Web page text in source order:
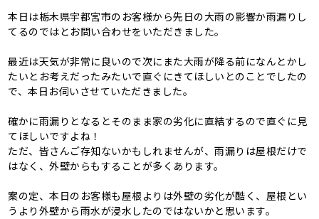
本日は栃木県宇都宮市のお客様から先日の大雨の影響か雨漏りし
てるのではとお問い合わせをいただきました。
最近は天気が非常に良いので次にまた大雨が降る前になんとかし
たいとお考えだったみたいで直ぐにきてほしいとのことでしたの
で、本日お伺いさせていただきました。
確かに雨漏りとなるとそのまま家の劣化に直結するので直ぐに見
てほしいですよね！
ただ、皆さんご存知ないかもしれませんが、雨漏りは屋根だけで
はなく、外壁からもすることが多くあります。
案の定、本日のお客様も屋根よりは外壁の劣化が酷く、屋根とい
うより外壁から雨水が浸水したのではないかと思います。